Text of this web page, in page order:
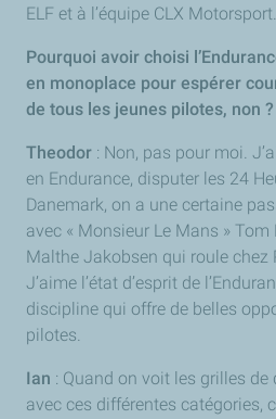
ELF et à l’équipe CLX Motorsport.
Pourquoi avoir choisi
en monoplace pour espérer
de tous les jeunes pilotes, non ?
Theodor : Non, pas pour moi.
en Endurance, disputer les 24
Danemark, on a une certaine
avec « Monsieur Le Mans »
Malthe Jakobsen qui roule chez
J’aime l’état d’esprit de
discipline qui offre de belles
pilotes.
Ian : Quand on voit les grilles de
avec ces différentes catégories,